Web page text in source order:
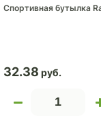
Спортивная бутылка
32.38